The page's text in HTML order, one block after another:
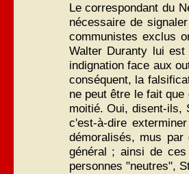
Le correspondant du
nécessaire de
communistes exclus
Walter Duranty lui
indignation face aux
conséquent, la
ne peut être le fait
moitié. Oui, disent-ils,
c'est-à-dire
démoralisés, mus
général ; ainsi de
personnes "neutres",